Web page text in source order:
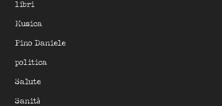
libri
Musica
Pino Daniele
politica
Salute
Sanità